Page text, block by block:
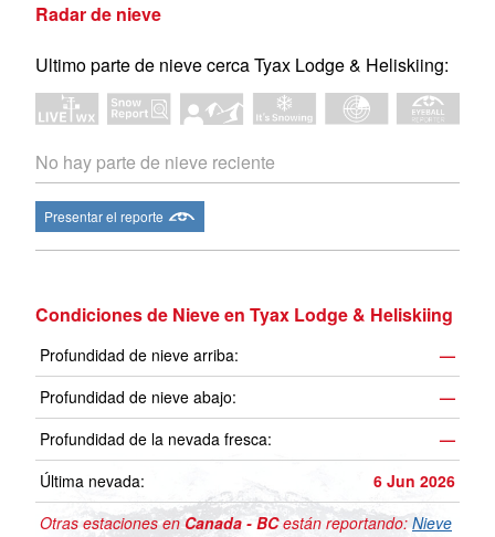
Radar de nieve
Ultimo parte de nieve cerca Tyax Lodge & Heliskiing:
No hay parte de nieve reciente
Presentar el reporte
Condiciones de Nieve en Tyax Lodge & Heliskiing
Profundidad de nieve arriba:
—
Profundidad de nieve abajo:
—
Profundidad de la nevada fresca:
—
Última nevada:
6 Jun 2026
Otras estaciones enCanada - BCestán reportando: Nieve